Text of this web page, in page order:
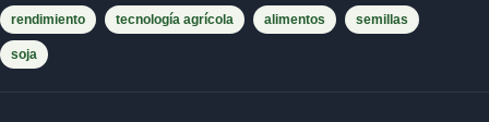
rendimiento tecnología agrícola alimentos semillas
soja